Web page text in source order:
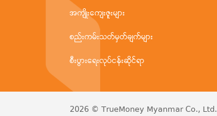
အကျိုးကျေးဇူးများ
စည်းကမ်းသတ်မှတ်ချက်များ
စီးပွားရေးလုပ်ငန်းဆိုင်ရာ
2026 © TrueMoney Myanmar Co., Ltd.